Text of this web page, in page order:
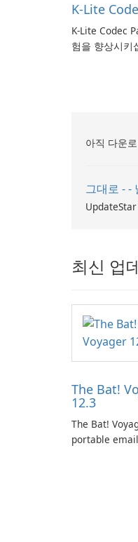
K-Lite
K-Lite Codec
험을 향상시키
아직 다운
그대로 - -
최신 업
The Bat!
12.3
The Bat!
portable